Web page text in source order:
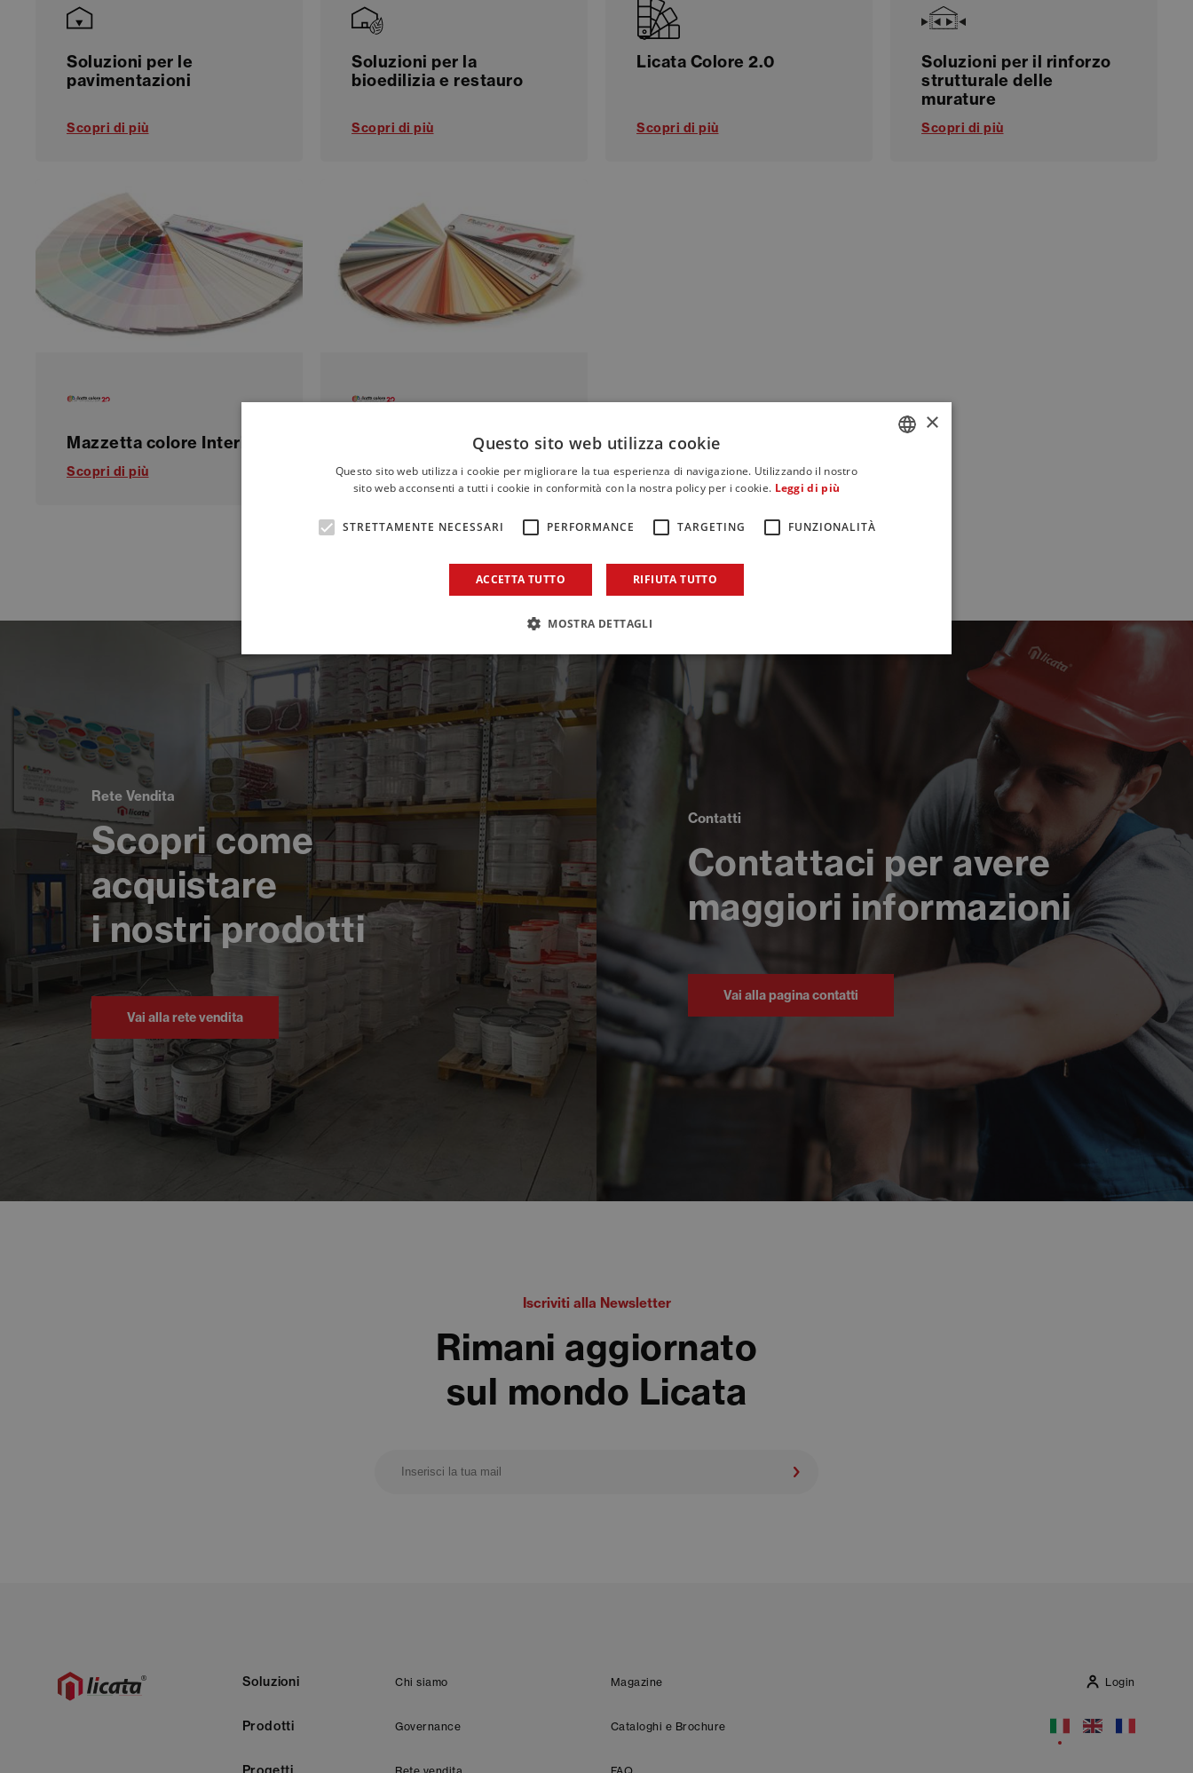
Soluzioni per le
pavimentazioni
Scopri di più
Soluzioni per la
bioedilizia e restauro
Scopri di più
Licata Colore 2.0
Scopri di più
Soluzioni per il rinforzo
strutturale delle
murature
Scopri di più
Mazzetta colore Interior
Scopri di più
Mazzetta colore Exterior
Scopri di più
Rete Vendita
Scopri come
acquistare
i nostri prodotti
Vai alla rete vendita
Contatti
Contattaci per avere
maggiori informazioni
Vai alla pagina contatti
Iscriviti alla Newsletter
Rimani aggiornato
sul mondo Licata
Soluzioni
Prodotti
Chi siamo
Governance
Magazine
Cataloghi e Brochure
Login
×
Questo sito web utilizza cookie
Questo sito web utilizza i cookie per migliorare la tua esperienza di navigazione. Utilizzando il nostro
sito web acconsenti a tutti i cookie in conformità con la nostra policy per i cookie. Leggi di più
STRETTAMENTE NECESSARI PERFORMANCE TARGETING FUNZIONALITÀ
ACCETTA TUTTO RIFIUTA TUTTO
MOSTRA DETTAGLI